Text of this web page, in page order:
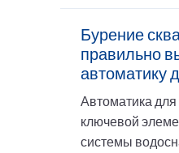
Бурение
правильно
автоматику
Автоматика для
ключевой
системы